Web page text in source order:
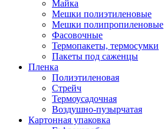
Майка
Мешки полиэтиленовые
Мешки полипропиленовые
Фасовочные
Термопакеты, термосумки
Пакеты под саженцы
Пленка
Полиэтиленовая
Стрейч
Термоусадочная
Воздушно-пузырчатая
Картонная упаковка